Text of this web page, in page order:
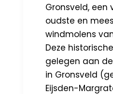
Gronsveld, een
oudste en
windmolens
Deze
gelegen aan
in Gronsveld
Eijsden-